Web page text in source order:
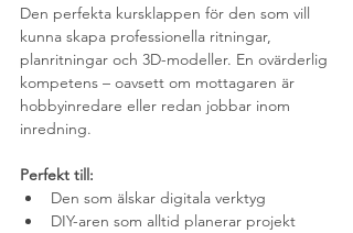
Den perfekta kursklappen för den som vill
kunna skapa professionella ritningar,
planritningar och 3D-modeller. En ovärderlig
kompetens – oavsett om mottagaren är
hobbyinredare eller redan jobbar inom
inredning.
Perfekt till:
Den som älskar digitala verktyg
DIY-aren som alltid planerar projekt